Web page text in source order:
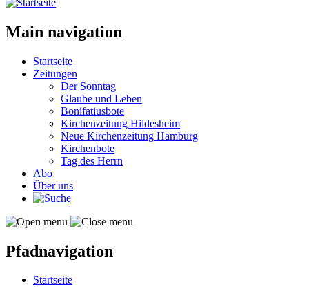
Main navigation
Startseite
Zeitungen
Der Sonntag
Glaube und Leben
Bonifatiusbote
Kirchenzeitung Hildesheim
Neue Kirchenzeitung Hamburg
Kirchenbote
Tag des Herrn
Abo
Über uns
Pfadnavigation
Startseite